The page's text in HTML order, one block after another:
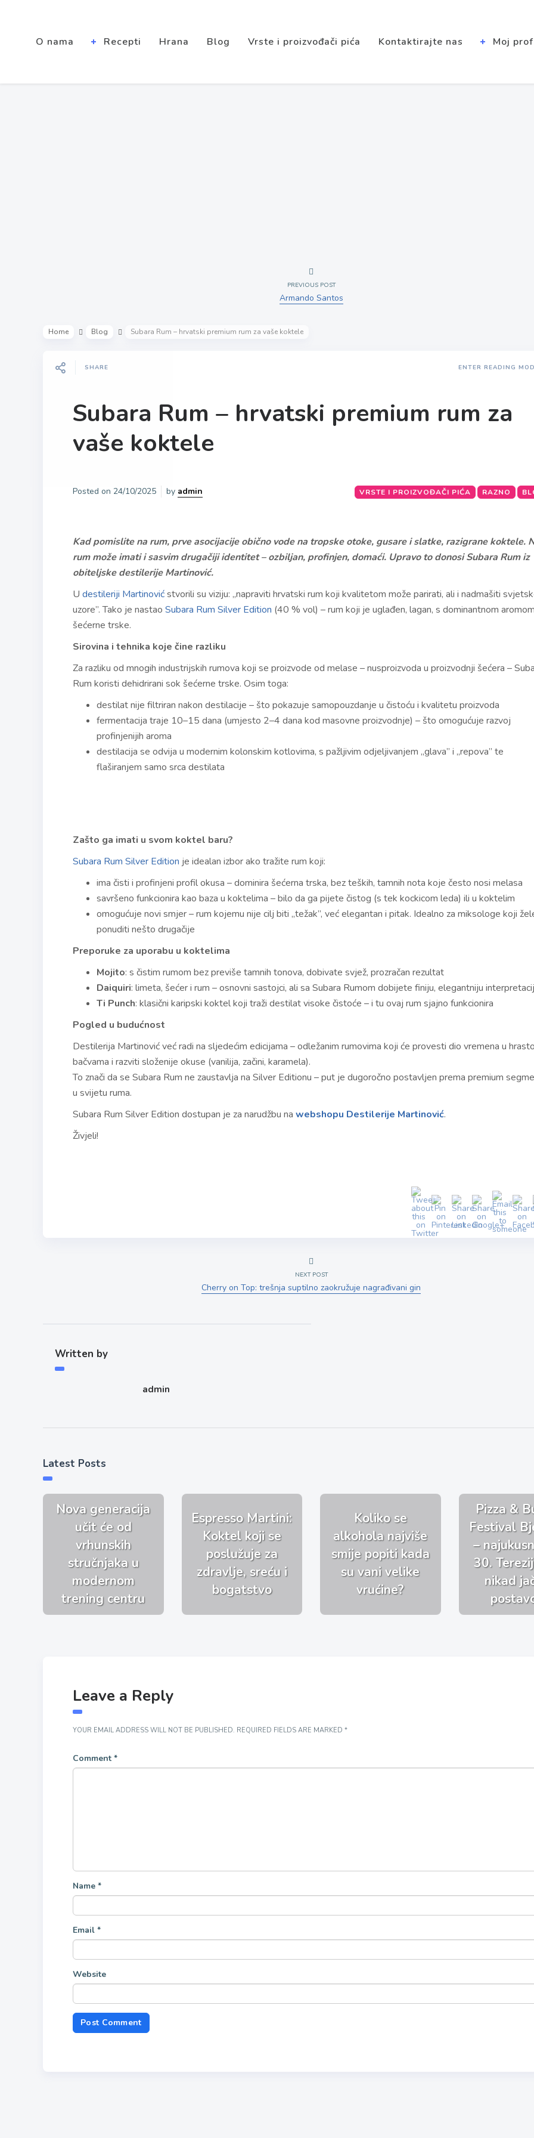
O nama Recepti Hrana Blog Vrste i proizvođači pića Kontaktirajte nas Moj
PREVIOUS POST
Armando Santos
Home Blog Subara Rum – hrvatski premium rum za vaše koktele
SHARE ENTER READING
Subara Rum – hrvatski premium rum za
vaše koktele
Posted on 24/10/2025 by admin RAZNO
VRSTE I PROIZVOĐAČI PIĆA
Kad pomislite na rum, prve asocijacije obično vode na tropske otoke, gusare i slatke, razigrane koktele.
rum može imati i sasvim drugačiji identitet – ozbiljan, profinjen, domaći. Upravo to donosi Subara Rum iz
obiteljske destilerije Martinović.
U destileriji Martinovićstvorili su viziju: „napraviti hrvatski rum koji kvalitetom može parirati, ali i nadmašiti
uzore”. Tako je nastao Subara Rum Silver Edition (40 % vol) – rum koji je uglađen, lagan, s dominantnom
šećerne trske.
Sirovina i tehnika koje čine razliku
Za razliku od mnogih industrijskih rumova koji se proizvode od melase – nusproizvoda u proizvodnji šećera –
Rum koristi dehidrirani sok šećerne trske. Osim toga:
destilat nije filtriran nakon destilacije – što pokazuje samopouzdanje u čistoću i kvalitetu proizvoda
fermentacija traje 10–15 dana (umjesto 2–4 dana kod masovne proizvodnje) – što omogućuje razvoj
profinjenijih aroma
destilacija se odvija u modernim kolonskim kotlovima, s pažljivim odjeljivanjem „glava” i „repova” te
flaširanjem samo srca destilata
Zašto ga imati u svom koktel baru?
Subara Rum Silver Edition je idealan izbor ako tražite rum koji:
ima čisti i profinjeni profil okusa – dominira šećerna trska, bez teških, tamnih nota koje često nosi melasa
savršeno funkcionira kao baza u koktelima – bilo da ga pijete čistog (s tek kockicom leda) ili u koktelim
omogućuje novi smjer – rum kojemu nije cilj biti „težak”, već elegantan i pitak. Idealno za miksologe koji
ponuditi nešto drugačije
Preporuke za uporabu u koktelima
Mojito: s čistim rumom bez previše tamnih tonova, dobivate svjež, prozračan rezultat
Daiquiri: limeta, šećer i rum – osnovni sastojci, ali sa Subara Rumom dobijete finiju, elegantniju
Ti Punch: klasični karipski koktel koji traži destilat visoke čistoće – i tu ovaj rum sjajno funkcionira
Pogled u budućnost
Destilerija Martinović već radi na sljedećim edicijama – odležanim rumovima koji će provesti dio vremena u
bačvama i razviti složenije okuse (vanilija, začini, karamela).
To znači da se Subara Rum ne zaustavlja na Silver Editionu – put je dugoročno postavljen prema premium
u svijetu ruma.
Subara Rum Silver Edition dostupan je za narudžbu na webshopu Destilerije Martinović.
Živjeli!
NEXT POST
Cherry on Top: trešnja suptilno zaokružuje nagrađivani gin
Written by
admin
Latest Posts
Nova generacija
učit će od
vrhunskih
stručnjaka u
modernom
trening centru
Espresso Martini:
Koktel koji se
poslužuje za
zdravlje, sreću i
bogatstvo
Koliko se
alkohola najviše
smije popiti kada
su vani velike
vrućine?
Pizza &
Festival
–
30.
nikad
Leave a Reply
YOUR EMAIL ADDRESS WILL NOT BE PUBLISHED. REQUIRED FIELDS ARE MARKED *
Comment *
Name *
Email *
Website